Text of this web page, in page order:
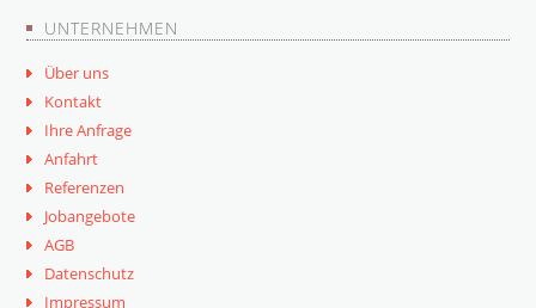
UNTERNEHMEN
Über uns
Kontakt
Ihre Anfrage
Anfahrt
Referenzen
Jobangebote
AGB
Datenschutz
Impressum